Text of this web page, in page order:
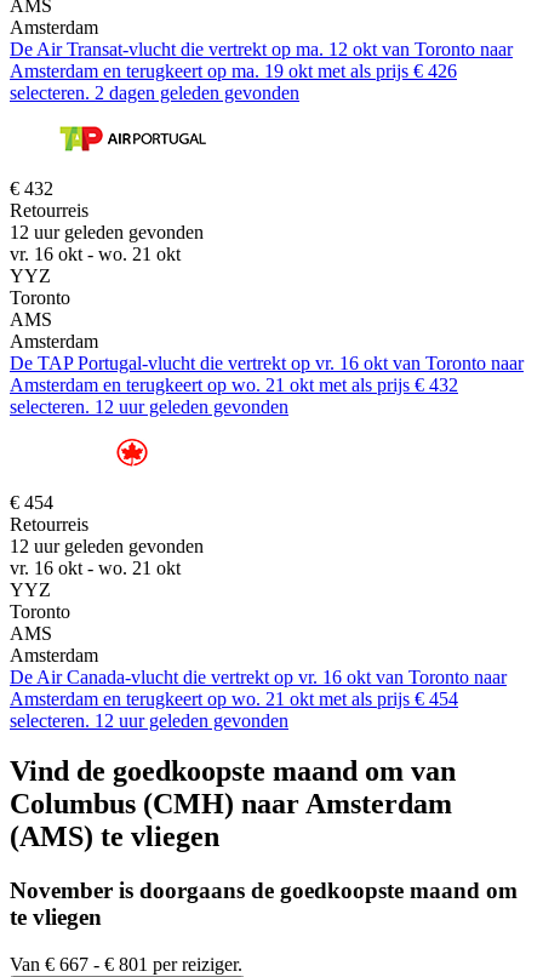
AMS
Amsterdam
De Air Transat-vlucht die vertrekt op ma. 12 okt van Toronto naar
Amsterdam en terugkeert op ma. 19 okt met als prijs € 426
selecteren. 2 dagen geleden gevonden
€ 432
Retourreis
12 uur geleden gevonden
vr. 16 okt - wo. 21 okt
YYZ
Toronto
AMS
Amsterdam
De TAP Portugal-vlucht die vertrekt op vr. 16 okt van Toronto naar
Amsterdam en terugkeert op wo. 21 okt met als prijs € 432
selecteren. 12 uur geleden gevonden
€ 454
Retourreis
12 uur geleden gevonden
vr. 16 okt - wo. 21 okt
YYZ
Toronto
AMS
Amsterdam
De Air Canada-vlucht die vertrekt op vr. 16 okt van Toronto naar
Amsterdam en terugkeert op wo. 21 okt met als prijs € 454
selecteren. 12 uur geleden gevonden
Vind de goedkoopste maand om van
Columbus (CMH) naar Amsterdam
(AMS) te vliegen
November is doorgaans de goedkoopste maand om
te vliegen
Van € 667 - € 801 per reiziger.